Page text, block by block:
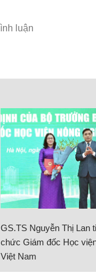
GS.TS Nguyễn Thị Lan
chức Giám đốc Học
Việt Nam